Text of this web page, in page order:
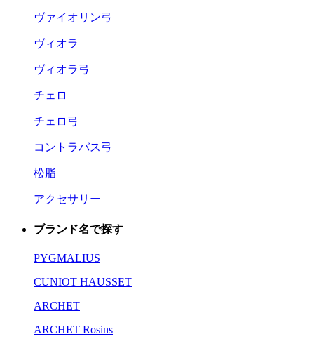
ヴァイオリン弓
ヴィオラ
ヴィオラ弓
チェロ
チェロ弓
コントラバス弓
松脂
アクセサリー
ブランド名で探す
PYGMALIUS
CUNIOT HAUSSET
ARCHET
ARCHET Rosins